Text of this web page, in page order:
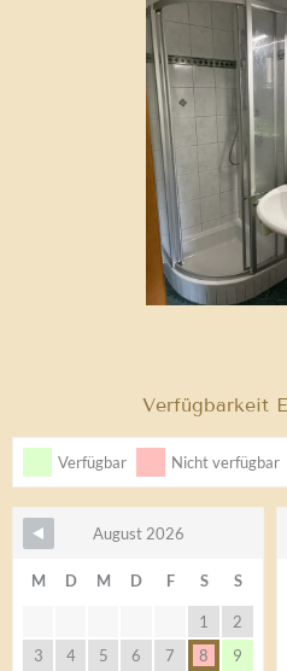
Verfügbarkeit
Verfügbar Nicht verfügbar
August 2026
M D M D F S S
1
2
3
4 5 6 7 8
9